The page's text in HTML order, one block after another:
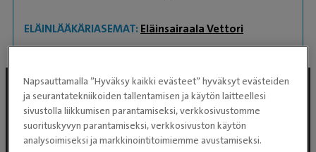
ELÄINLÄÄKÄRIASEMAT: Eläinsairaala Vettori
Napsauttamalla ”Hyväksy kaikki evästeet” hyväksyt evästeiden
ja seurantatekniikoiden tallentamisen ja käytön laitteellesi
sivustolla liikkumisen parantamiseksi, verkkosivustomme
suorituskyvyn parantamiseksi, verkkosivuston käytön
analysoimiseksi ja markkinointitoimiemme avustamiseksi.